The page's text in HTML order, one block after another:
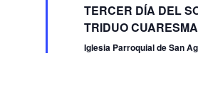
TERCER DÍA DEL
TRIDUO
Iglesia Parroquial de San